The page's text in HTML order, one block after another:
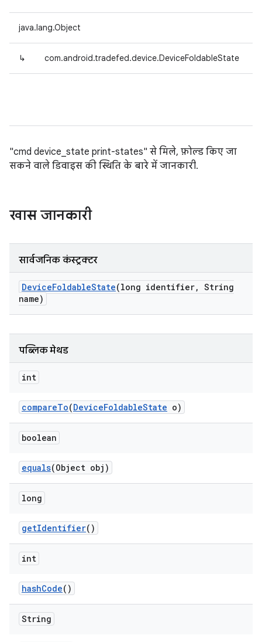
java.lang.Object
↳ com.android.tradefed.device.DeviceFoldableState
"cmd device_state print-states" से मिले, फ़ोल्ड किए जा
सकने वाले डिवाइस की स्थिति के बारे में जानकारी.
खास जानकारी
सार्वजनिक कंस्ट्रक्टर
DeviceFoldableState(long identifier, String
name)
पब्लिक मेथड
int
compareTo(DeviceFoldableState o)
boolean
equals(Object obj)
long
getIdentifier()
int
hashCode()
String